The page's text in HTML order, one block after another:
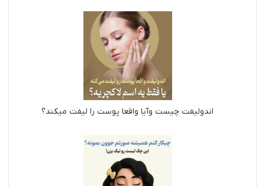
اندولیفت چیست وآیا واقعا پوست را لیفت میکند؟